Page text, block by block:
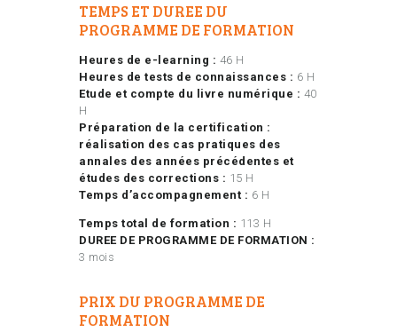
TEMPS ET DUREE DU
PROGRAMME DE FORMATION
Heures de e-learning : 46 H
Heures de tests de connaissances : 6 H
Etude et compte du livre numérique : 40
H
Préparation de la certification :
réalisation des cas pratiques des
annales des années précédentes et
études des corrections : 15 H
Temps d’accompagnement : 6 H
Temps total de formation : 113 H
DUREE DE PROGRAMME DE FORMATION :
3 mois
PRIX DU PROGRAMME DE
FORMATION